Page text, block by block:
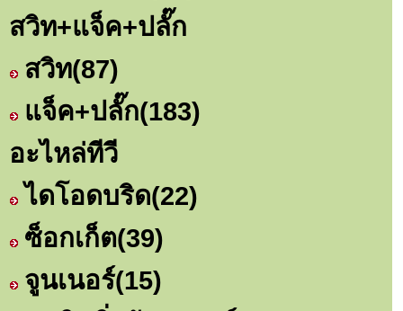
สวิท+แจ็ค+ปลั๊ก
สวิท(87)
แจ็ค+ปลั๊ก(183)
อะไหล่ทีวี
ไดโอดบริด(22)
ซ็อกเก็ต(39)
จูนเนอร์(15)